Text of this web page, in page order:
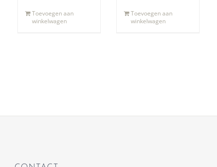
Toevoegen aan
winkelwagen
Toevoegen aan
winkelwagen